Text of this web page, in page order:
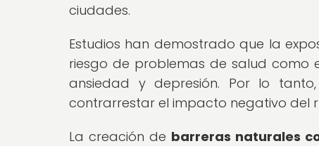
ciudades.
Estudios han demostrado que la
riesgo de problemas de salud como
ansiedad y depresión. Por lo
contrarrestar el impacto negativo del
La creación de barreras naturales